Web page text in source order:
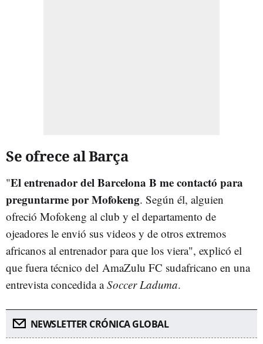
Se ofrece al Barça
"El entrenador del Barcelona B me contactó para
preguntarme por Mofokeng. Según él, alguien
ofreció Mofokeng al club y el departamento de
ojeadores le envió sus videos y de otros extremos
africanos al entrenador para que los viera", explicó el
que fuera técnico del AmaZulu FC sudafricano en una
entrevista concedida aSoccer Laduma.
NEWSLETTER CRÓNICA GLOBAL